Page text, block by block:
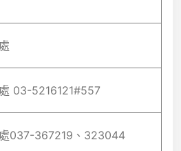
03-5216121#557
037-367219、323044